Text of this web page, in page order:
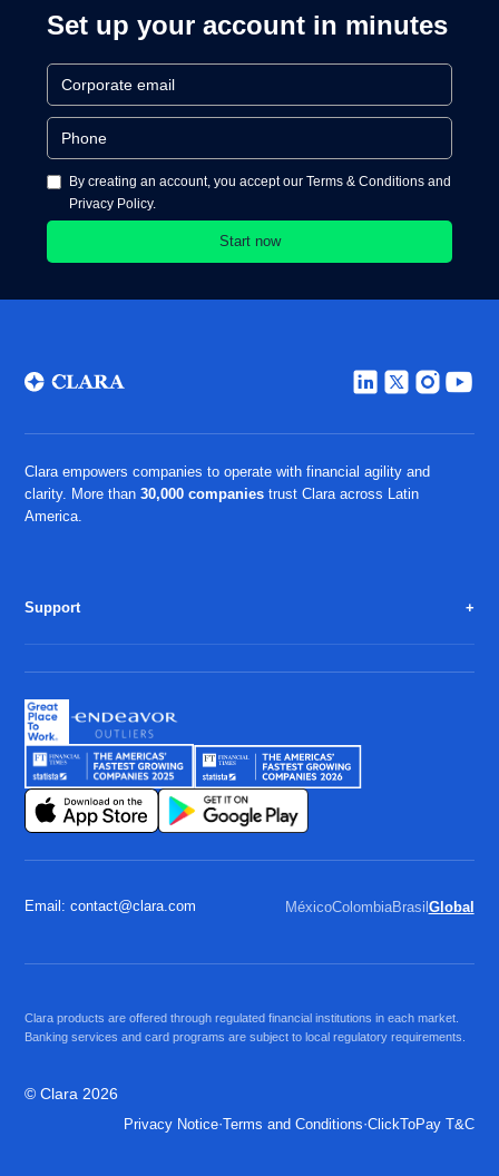
Set up your account in minutes
By creating an account, you accept our Terms & Conditions and
Privacy Policy.
Clara empowers companies to operate with financial agility and
clarity. More than30,000 companiestrust Clara across Latin
America.
Support
Email: contact@clara.com MéxicoColombiaBrasil Global
Clara products are offered through regulated financial institutions in each market.
Banking services and card programs are subject to local regulatory requirements.
© Clara 2026
Privacy Notice·Terms and Conditions·ClickToPay T&C